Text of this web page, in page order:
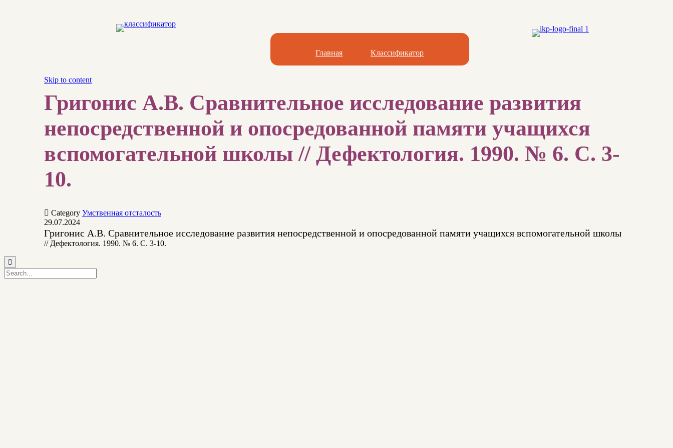
Главная Классификатор
Skip to content
Григонис А.В. Сравнительное исследование развития
непосредственной и опосредованной памяти учащихся
вспомогательной школы // Дефектология. 1990. № 6. С. 3-
10.
 Category Умственная отсталость
29.07.2024
Григонис А.В. Сравнительное исследование развития непосредственной и опосредованной памяти учащихся вспомогательной школы
// Дефектология. 1990. № 6. С. 3-10.
